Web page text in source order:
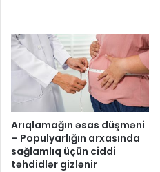
Arıqlamağın əsas düşməni
– Populyarlığın arxasında
sağlamlıq üçün ciddi
təhdidlər gizlənir